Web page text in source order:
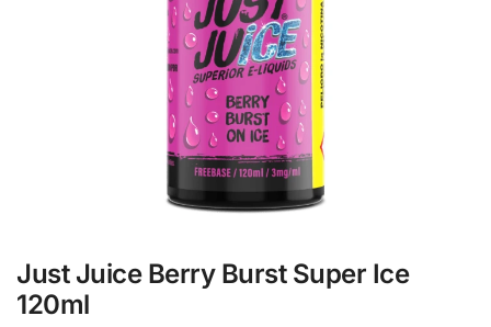
Just Juice Berry Burst Super Ice
120ml